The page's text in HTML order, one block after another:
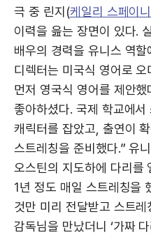
극 중 린지(케일리 스페이니
이력을 읊는 장면이 있다.
배우의 경력을 유니스 역
디렉터는 미국식 영어로
먼저 영국식 영어를 제안했
좋아하셨다. 국제 학교에
캐릭터를 잡았고, 출연이
스트레칭을 준비했다.” 유
오스틴의 지도하에 다리를
1년 정도 매일 스트레칭을
것만 미리 전달받고 스트
감독님을 만났더니 ‘가짜